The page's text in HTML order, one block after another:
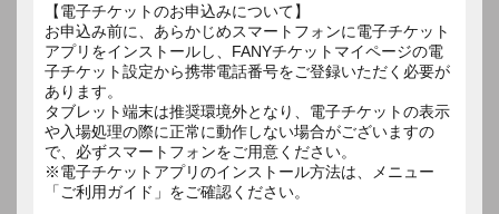
【電子チケットのお申込みについて】
お申込み前に、あらかじめスマートフォンに電子チケット
アプリをインストールし、FANYチケットマイページの電
子チケット設定から携帯電話番号をご登録いただく必要が
あります。
タブレット端末は推奨環境外となり、電子チケットの表示
や入場処理の際に正常に動作しない場合がございますの
で、必ずスマートフォンをご用意ください。
※電子チケットアプリのインストール方法は、メニュー
「ご利用ガイド」をご確認ください。